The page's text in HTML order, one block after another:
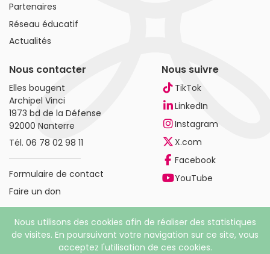
Partenaires
Réseau éducatif
Actualités
Nous contacter
Elles bougent
Archipel Vinci
1973 bd de la Défense
92000 Nanterre
Tél. 06 78 02 98 11
Formulaire de contact
Faire un don
Nous suivre
TikTok
LinkedIn
Instagram
X.com
Facebook
YouTube
© 2026 Elles bougent. Tous droits réservés |Mentions
Nous utilisons des cookies afin de réaliser des statistiques
de visites. En poursuivant votre navigation sur ce site, vous
acceptez l'utilisation de ces cookies.